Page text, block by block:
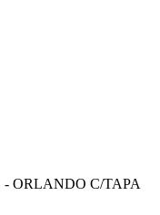
ORLANDO C/TAPA